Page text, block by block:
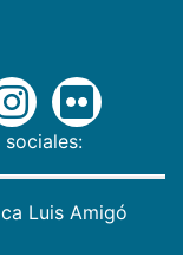
sociales:
Luis Amigó